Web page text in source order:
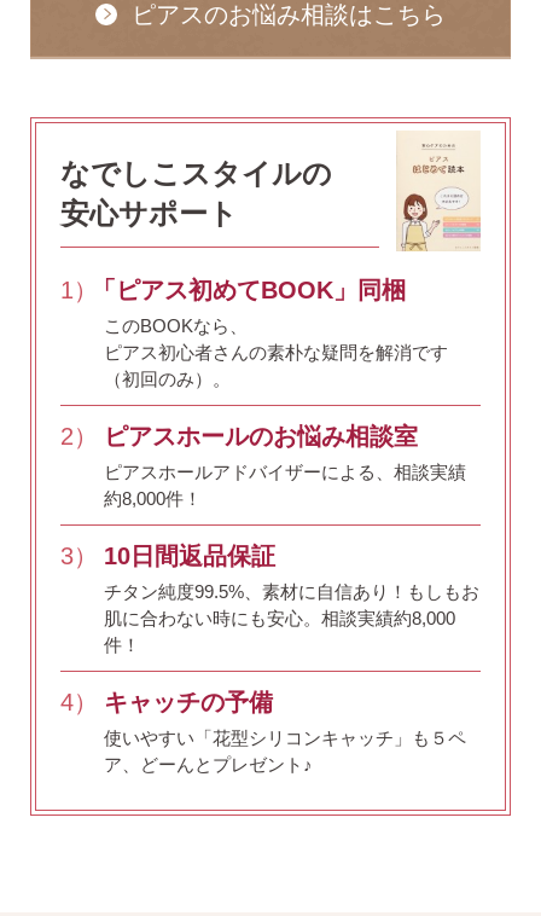
シーンで選ぶ
色で選ぶ
誕生石で選ぶ
ピアスホール完成までの3stepで選ぶ
価格で選ぶ
商品レビューを見る
なでしこピアスの使いやすい所や
読み物を見る
ピアスのお悩み相談はこちら
なでしこスタイルの
安心サポート
1） 「ピアス初めてBOOK」同梱
このBOOKなら、
ピアス初心者さんの素朴な疑問を解消です
（初回のみ）。
2） ピアスホールのお悩み相談室
ピアスホールアドバイザーによる、相談実績
約8,000件！
3） 10日間返品保証
チタン純度99.5%、素材に自信あり！ もしもお
肌に合わない時にも安心。相談実績約8,000
件！
4） キャッチの予備
使いやすい「花型シリコンキャッチ」も５ペ
ア、どーんとプレゼント♪